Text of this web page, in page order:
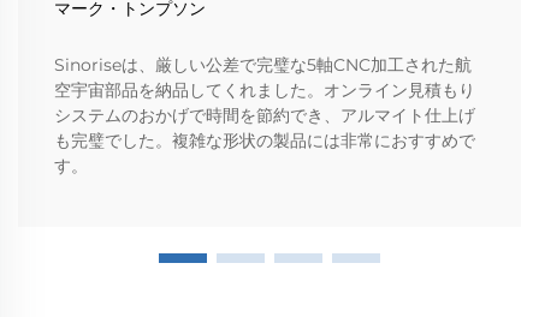
マーク・トンプソン
Sinoriseは、厳しい公差で完璧な5軸CNC加工された航
空宇宙部品を納品してくれました。オンライン見積もり
システムのおかげで時間を節約でき、アルマイト仕上げ
も完璧でした。複雑な形状の製品には非常におすすめで
す。